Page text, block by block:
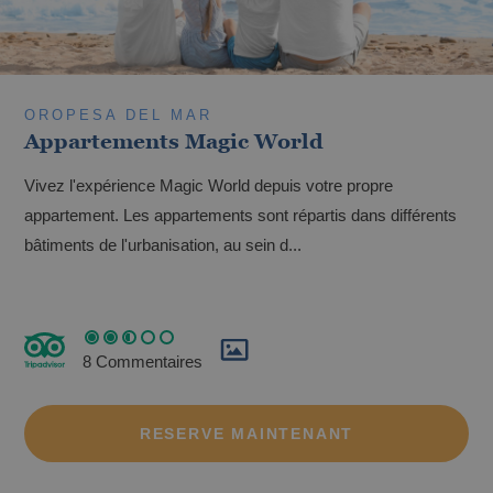
GANDIA
Gandia, de nombreuses choses à découvrir.
Bono Turístico Recuperem Turisme 2026
À partir de €
Hôtels Magic avec spa
pour vos vacances
Des escapades qui restent avec vous
OROPESA DEL MAR
Appartements Magic World
Vivez l'expérience Magic World depuis votre propre
appartement. Les appartements sont répartis dans différents
bâtiments de l'urbanisation, au sein d...
8 Commentaires
RESERVE MAINTENANT